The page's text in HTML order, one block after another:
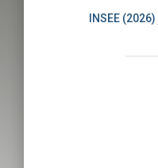
INSEE (2026)